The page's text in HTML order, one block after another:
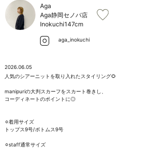
Aga
Aga静岡セノバ店
Inokuchi147cm
aga_inokuchi
2026.06.05
人気のシアーニットを取り入れたスタイリング🌻
manipuriの大判スカーフをスカート巻きし、
コーディネートのポイントに◎
⚪︎着用サイズ
トップス9号/ボトムス9号
⚪︎staff通常サイズ